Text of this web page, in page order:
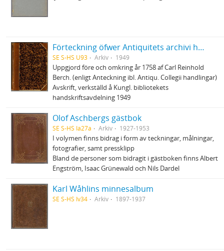
Förteckning öfwer Antiquitets archivi handskrifter (Avskrift)
SE S-HS U93 Arkiv 1949
Uppgjord före och omkring år 1758 af Carl Reinhold
Berch. (enligt Anteckning ibl. Antiqu. Collegii handlingar)
Avskrift, verkställd å Kungl. bibliotekets
handskriftsavdelning 1949
Olof Aschbergs gästbok
SE S-HS Ia27a Arkiv 1927-1953
I volymen finns bidrag i form av teckningar, målningar,
fotografier, samt pressklipp
Bland de personer som bidragit i gästboken finns Albert
Engström, Isaac Grünewald och Nils Dardel
Karl Wåhlins minnesalbum
SE S-HS Iv34 Arkiv 1897-1937